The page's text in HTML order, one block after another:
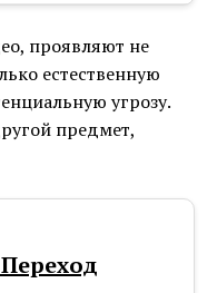
проявляют не
естественную
угрозу.
предмет,